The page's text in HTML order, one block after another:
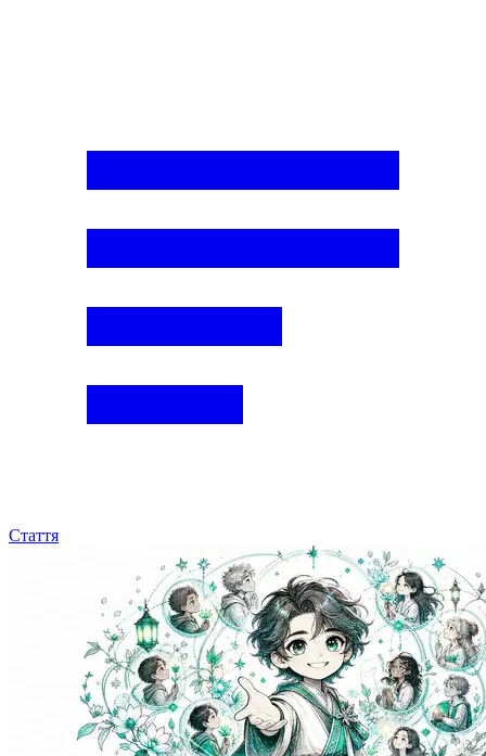
Стаття